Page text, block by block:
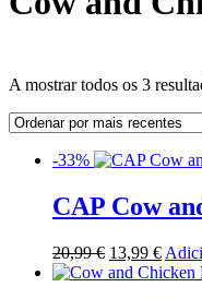
A mostrar todos os 3
View
View
-33%
CAP Cow
20,99€ O
preço
13,99 €O
preço